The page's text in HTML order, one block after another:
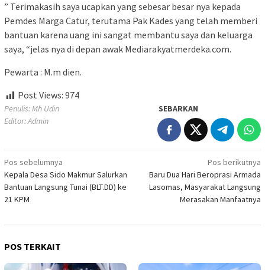
” Terimakasih saya ucapkan yang sebesar besar nya kepada
Pemdes Marga Catur, terutama Pak Kades yang telah memberi
bantuan karena uang ini sangat membantu saya dan keluarga
saya, “jelas nya di depan awak Mediarakyatmerdeka.com.
Pewarta : M.m dien.
Post Views: 974
Penulis: Mh Udin
Editor: Admin
SEBARKAN
Navigasi
pos
Pos sebelumnya
Kepala Desa Sido Makmur Salurkan
Bantuan Langsung Tunai (BLT.DD) ke
21 KPM
Pos berikutnya
Baru Dua Hari Beroprasi Armada
Lasomas, Masyarakat Langsung
Merasakan Manfaatnya
POS TERKAIT